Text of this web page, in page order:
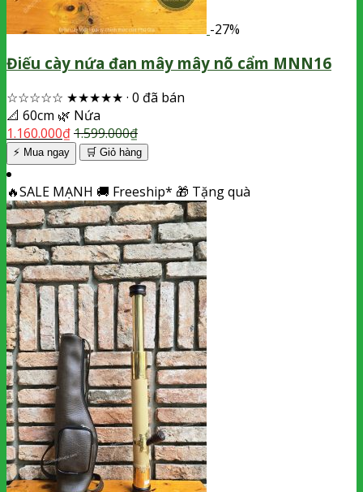
-27%
Điếu cày nứa đan mây mây nõ cẩm MNN16
☆☆☆☆☆ ★★★★★ · 0 đã bán
📐 60cm 🌿 Nứa
1.160.000₫1.599.000₫
⚡ Mua ngay 🛒 Giỏ hàng
🔥SALE MẠNH 🚚 Freeship* 🎁 Tặng quà